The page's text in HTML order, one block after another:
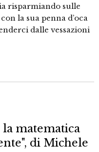
risparmiando sulle
la sua penna d’oca
dalle vessazioni
matematica
di Michele